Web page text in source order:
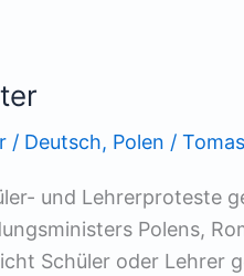
/ Deutsch, Polen /
und Lehrerproteste
Polens,
Schüler oder Lehrer